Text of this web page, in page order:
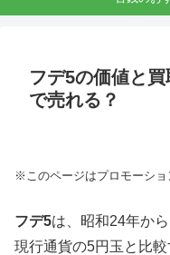
フデ5の価値と
で売れる？
※このページはプロモーショ
フデ5は、昭和24年か
現行通貨の5円玉と比